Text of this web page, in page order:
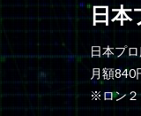
日本
日本プ
月額840
※ロン２